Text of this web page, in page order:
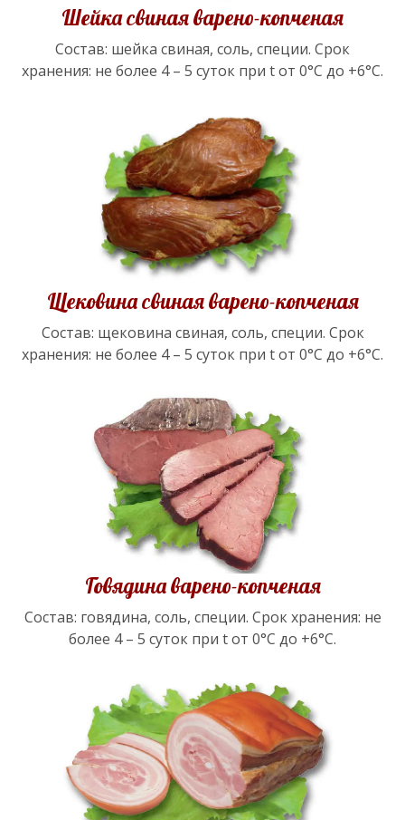
Шейка свиная варено-копченая
Состав: шейка свиная, соль, специи. Срок
хранения: не более 4 – 5 суток при t от 0°С до +6°С.
Щековина свиная варено-копченая
Состав: щековина свиная, соль, специи. Срок
хранения: не более 4 – 5 суток при t от 0°С до +6°С.
Говядина варено-копченая
Состав: говядина, соль, специи. Срок хранения: не
более 4 – 5 суток при t от 0°С до +6°С.